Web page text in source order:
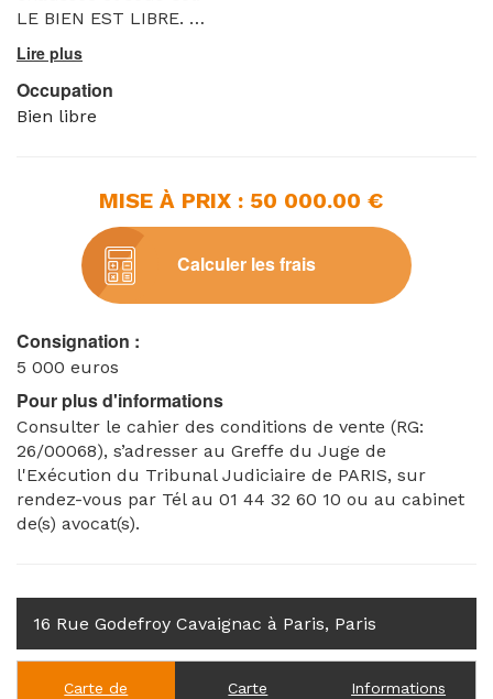
LE BIEN EST LIBRE.
Occupation
Bien libre
MISE À PRIX : 50 000.00 €
Calculer les frais
Consignation :
5 000 euros
Pour plus d'informations
Consulter le cahier des conditions de vente (RG:
26/00068), s’adresser au Greffe du Juge de
l'Exécution du Tribunal Judiciaire de PARIS, sur
rendez-vous par Tél au 01 44 32 60 10 ou au cabinet
de(s) avocat(s).
16 Rue Godefroy Cavaignac à Paris, Paris
Carte de
Carte
Informations